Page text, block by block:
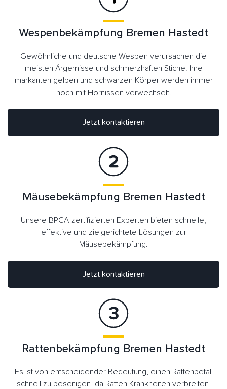
Wespenbekämpfung Bremen Hastedt
Gewöhnliche und deutsche Wespen verursachen die
meisten Ärgernisse und schmerzhaften Stiche. Ihre
markanten gelben und schwarzen Körper werden immer
noch mit Hornissen verwechselt.
Jetzt kontaktieren
Jetzt kontaktieren
Mäusebekämpfung Bremen Hastedt
Unsere BPCA-zertifizierten Experten bieten schnelle,
effektive und zielgerichtete Lösungen zur
Mäusebekämpfung.
Rattenbekämpfung Bremen Hastedt
Es ist von entscheidender Bedeutung, einen Rattenbefall
schnell zu beseitigen, da Ratten Krankheiten verbreiten,